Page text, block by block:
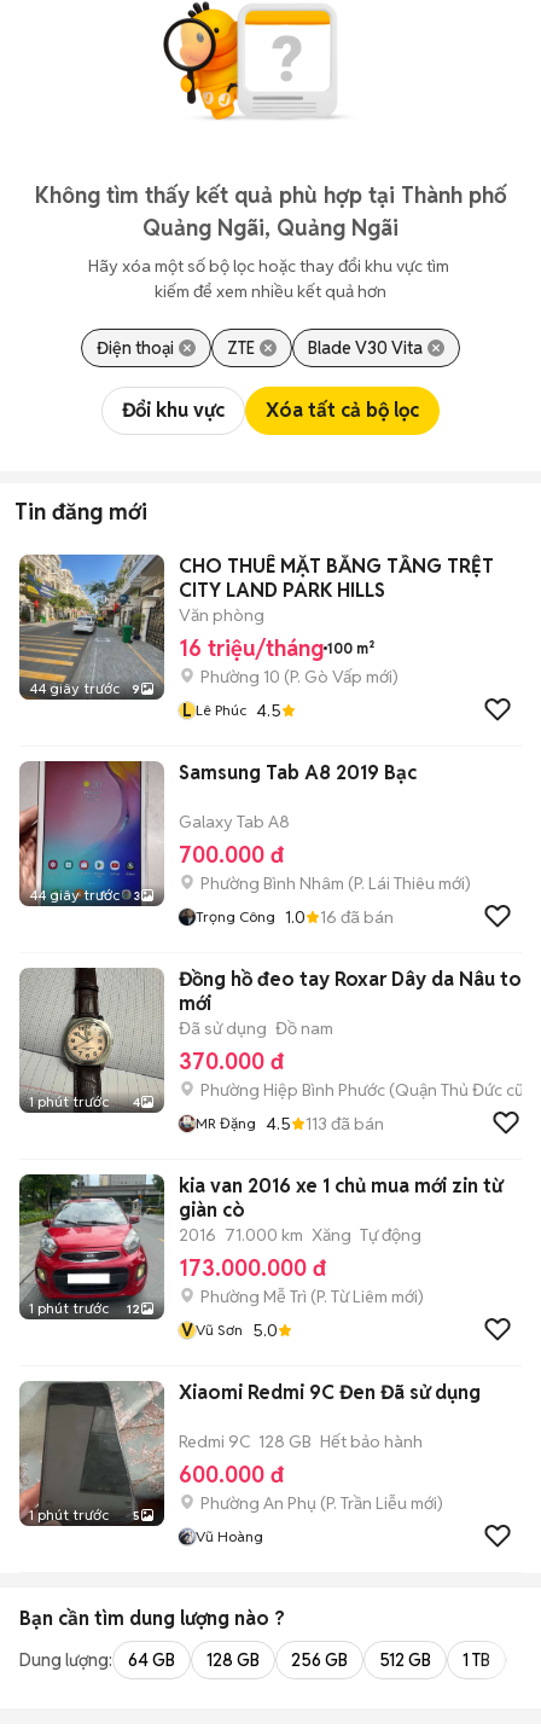
Không tìm thấy kết quả phù hợp tại Thành phố
Quảng Ngãi, Quảng Ngãi
Hãy xóa một số bộ lọc hoặc thay đổi khu vực tìm
kiếm để xem nhiều kết quả hơn
Điện thoại ZTE Blade V30 Vita
Đổi khu vực Xóa tất cả bộ lọc
Tin đăng mới
44 giây trước 9
CHO THUÊ MẶT BẰNG TẦNG TRỆT
CITY LAND PARK HILLS
Văn phòng
16 triệu/tháng 100 m²
Phường 10 (P. Gò Vấp mới)
L Lê Phúc 4.5
44 giây trước 3
Samsung Tab A8 2019 Bạc
Galaxy Tab A8
700.000 đ
Phường Bình Nhâm (P. Lái Thiêu mới)
Trọng Công 1.0 16 đã bán
1 phút trước 4
Đồng hồ đeo tay Roxar Dây da Nâu to
mới
Đã sử dụng Đồ nam
370.000 đ
Phường Hiệp Bình Phước (Quận Thủ Đức cũ)
MR Đặng 4.5 113 đã bán
1 phút trước 12
kia van 2016 xe 1 chủ mua mới zin từ
giàn cò
2016 71.000 km Xăng Tự động
173.000.000 đ
Phường Mễ Trì (P. Từ Liêm mới)
VVũ Sơn 5.0
1 phút trước 5
Xiaomi Redmi 9C Đen Đã sử dụng
Redmi 9C 128 GB Hết bảo hành
600.000 đ
Phường An Phụ (P. Trần Liễu mới)
Vũ Hoàng
Bạn cần tìm dung lượng nào ?
Dung lượng: 64 GB 128 GB 256 GB 512 GB 1 TB